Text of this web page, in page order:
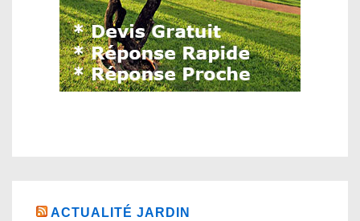
ACTUALITÉ JARDIN